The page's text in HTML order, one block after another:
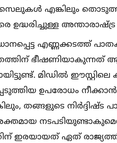
എങ്കിലും
ഉദ്ധരിച്ചുള്ള അന്താരാഷ്ട്ര
എണ്ണക്കടത്ത്
ഭീഷണിയാകുന്നത്
മിഡില്‍
ഉപരോധം
തങ്ങളുടെ നിർദ്ദിഷ്ട
ഇരയായത് ഏത്